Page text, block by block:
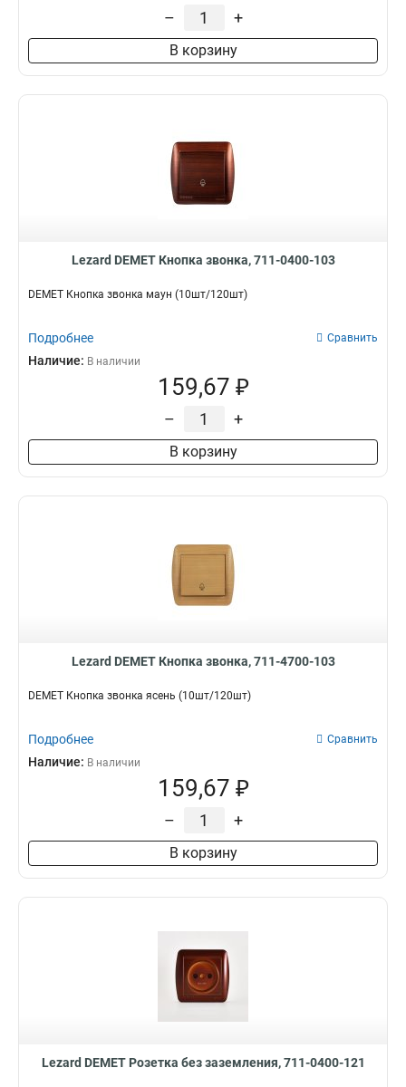
– +
В корзину
Lezard DEMET Кнопка звонка, 711-0400-103
DEMET Кнопка звонка маун (10шт/120шт)
Подробнее Сравнить
Наличие: В наличии
159,67 ₽
– +
В корзину
Lezard DEMET Кнопка звонка, 711-4700-103
DEMET Кнопка звонка ясень (10шт/120шт)
Подробнее Сравнить
Наличие: В наличии
159,67 ₽
– +
В корзину
Lezard DEMET Розетка без заземления, 711-0400-121